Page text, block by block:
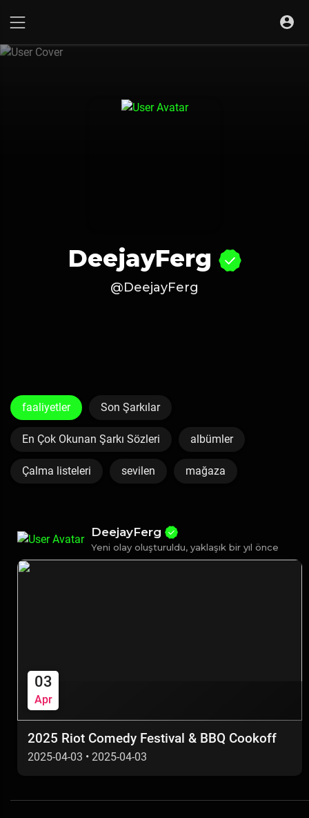
DeejayFerg
@DeejayFerg
faaliyetler Son Şarkılar
En Çok Okunan Şarkı Sözleri albümler
Çalma listeleri sevilen mağaza
DeejayFerg
Yeni olay oluşturuldu, yaklaşık bir yıl önce
03
Apr
2025 Riot Comedy Festival & BBQ Cookoff
2025-04-03 • 2025-04-03